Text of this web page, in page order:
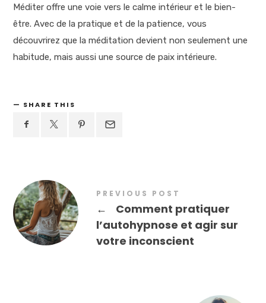
Méditer offre une voie vers le calme intérieur et le bien-
être. Avec de la pratique et de la patience, vous
découvrirez que la méditation devient non seulement une
habitude, mais aussi une source de paix intérieure.
SHARE THIS
PREVIOUS POST
←
Comment pratiquer
l’autohypnose et agir sur
votre inconscient